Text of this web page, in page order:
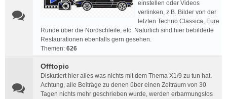
einstellen oder Videos
verlinken, z.B. Bilder von der
letzten Techno Classica, Eure
Runde über die Nordschleife, etc. Natürlich sind hier bebilderte
Restaurationen ebenfalls gern gesehen.
Themen: 626
Offtopic
Diskutiert hier alles was nichts mit dem Thema X1/9 zu tun hat.
Achtung, alle Beiträge zu denen über einen Zeitraum von 30
Tagen nichts mehr geschrieben wurde, werden erbarmungslos